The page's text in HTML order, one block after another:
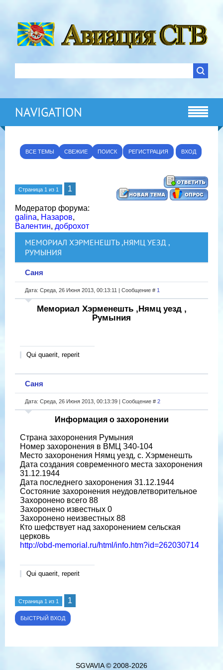
NAVIGATION
ВСЕ ТЕМЫ СВЕЖИЕ ПОИСК РЕГИСТРАЦИЯ ВХОД
Страница 1 из 1 1
Модератор форума:
galina, Назаров,
Валентин, доброхот
МЕМОРИАЛ ХЭРМЕНЕШТЬ ,НЯМЦ УЕЗД ,
РУМЫНИЯ
Саня
Дата: Среда, 26 Июня 2013, 00:13:11 | Сообщение # 1
Мемориал Хэрменешть ,Нямц уезд ,
Румыния
Qui quaerit, reperit
Саня
Дата: Среда, 26 Июня 2013, 00:13:39 | Сообщение # 2
Информация о захоронении
Страна захоронения Румыния
Номер захоронения в ВМЦ З40-104
Место захоронения Нямц уезд, с. Хэрменешть
Дата создания современного места захоронения
31.12.1944
Дата последнего захоронения 31.12.1944
Состояние захоронения неудовлетворительное
Захоронено всего 88
Захоронено известных 0
Захоронено неизвестных 88
Кто шефствует над захоронением сельская
церковь
http://obd-memorial.ru/html/info.htm?id=262030714
Qui quaerit, reperit
Страница 1 из 1 1
SGVAVIA © 2008-2026